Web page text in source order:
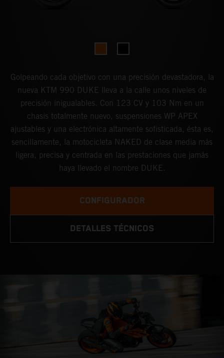
Golpeando cada objetivo con una precisión devastadora, la
nueva KTM 990 DUKE lleva a la calle unos niveles de
precisión inigualables. Con 123 CV y 103 Nm en un
chasis totalmente nuevo, suspensiones WP APEX
ajustables y una electrónica altamente sofisticada, ésta es,
sencillamente, la motocicleta NAKED de clase media más
ligera, precisa y centrada en las prestaciones que jamás
haya llevado el nombre DUKE.
CONFIGURADOR
DETALLES TÉCNICOS